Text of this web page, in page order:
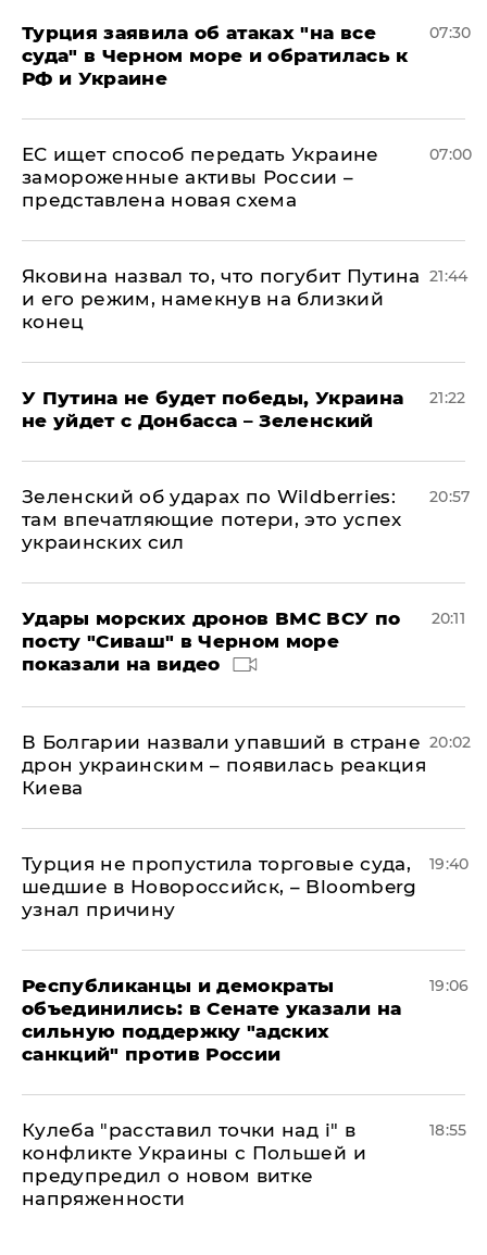
Турция заявила об атаках "на все
суда" в Черном море и обратилась к
РФ и Украине
07:30
ЕС ищет способ передать Украине
замороженные активы России –
представлена новая схема
07:00
Яковина назвал то, что погубит Путина
и его режим, намекнув на близкий
конец
21:44
У Путина не будет победы, Украина
не уйдет с Донбасса – Зеленский
21:22
Зеленский об ударах по Wildberries:
там впечатляющие потери, это успех
украинских сил
20:57
Удары морских дронов ВМС ВСУ по
посту "Сиваш" в Черном море
показали на видео
20:11
В Болгарии назвали упавший в стране
дрон украинским – появилась реакция
Киева
20:02
Турция не пропустила торговые суда,
шедшие в Новороссийск, – Bloomberg
узнал причину
19:40
Республиканцы и демократы
объединились: в Сенате указали на
сильную поддержку "адских
санкций" против России
19:06
Кулеба "расставил точки над і" в
конфликте Украины с Польшей и
предупредил о новом витке
напряженности
18:55